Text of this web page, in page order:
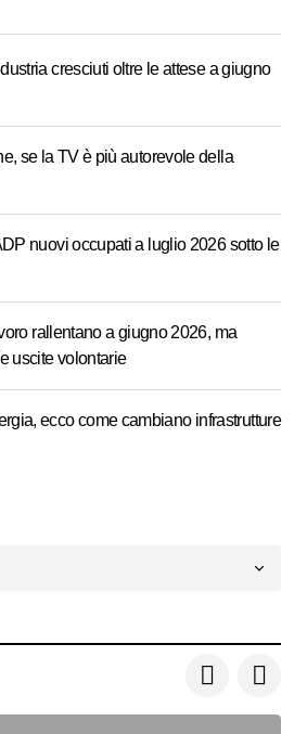
cresciuti oltre le attese a giugno
se la TV è più autorevole della
nuovi occupati a luglio 2026 sotto le
rallentano a giugno 2026, ma
uscite volontarie
ecco come cambiano infrastrutture